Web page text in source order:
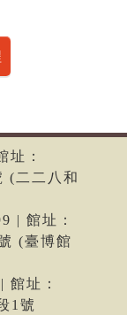
址：
(二二八和
| 館址：
(臺博館
址：
1號